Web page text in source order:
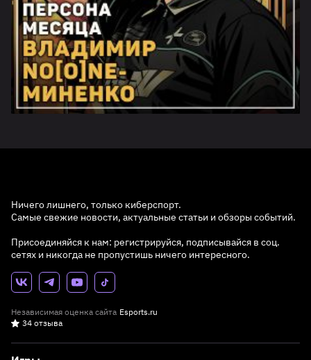
Ничего лишнего, только киберспорт.
Самые свежие новости, актуальные статьи и обзоры событий.
Присоединяйся к нам: регистрируйся, подписывайся в соц.
сетях и никогда не пропустишь ничего интересного.
Независимая оценка сайта Esports.ru
34 отзыва